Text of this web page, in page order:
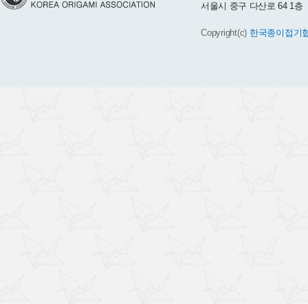
서울시 중구 다산로 64 1
Copyright(c) 한국종이접기